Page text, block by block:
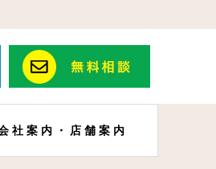
社案内・店舗案内